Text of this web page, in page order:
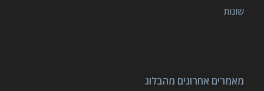
שונות
מאמרים אחרונים מהבלוג